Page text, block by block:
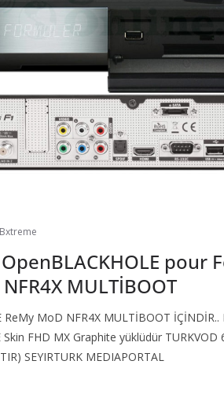
pour
MULTİBOOT
ReMy MoD NFR4X MULTİBOOT İÇİNDİR..
Skin FHD MX Graphite yüklüdür TURKVOD
SEYIRTURK MEDIAPORTAL